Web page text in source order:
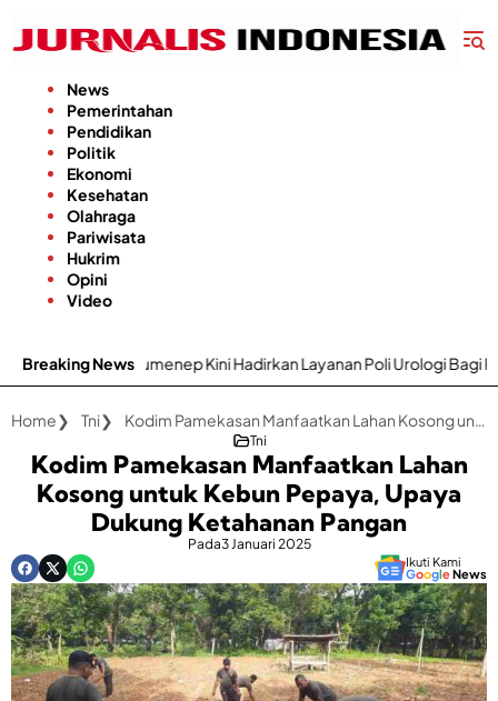
konten
News
Pemerintahan
Pendidikan
Politik
Ekonomi
Kesehatan
Olahraga
Pariwisata
Hukrim
Opini
Video
Breaking NewsKini Hadirkan Layanan Poli Urologi Bagi Peserta BPJS
Home Tni Kodim Pamekasan Manfaatkan Lahan Kosong untuk Kebun Pepaya, Upaya Dukung Ketahanan Pangan
Tni
Kodim Pamekasan Manfaatkan Lahan
Kosong untuk Kebun Pepaya, Upaya
Dukung Ketahanan Pangan
Pada3 Januari 2025
Ikuti Kami
GoogleNews